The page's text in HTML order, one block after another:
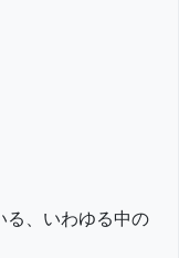
る、いわゆる中の